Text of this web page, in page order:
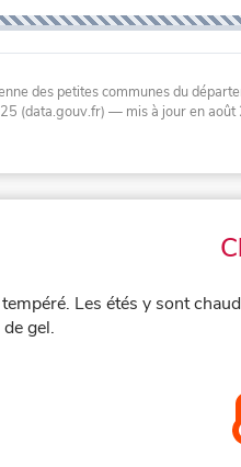
des petites communes du
(data.gouv.fr) — mis à jour en août
Les étés y sont
gel.